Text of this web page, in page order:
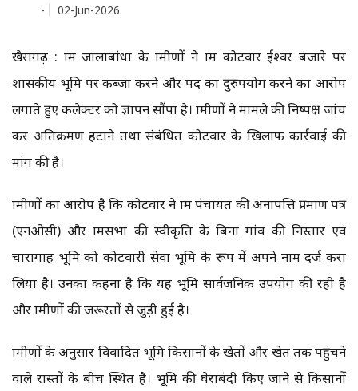
-
02-Jun-2026
खैरागढ़ : ग्राम जालाबांधा के ग्रामीणों ने ग्राम कोटवार ईश्वर बंजारे पर
शासकीय भूमि पर कब्जा करने और पद का दुरुपयोग करने का आरोप
लगाते हुए कलेक्टर को ज्ञापन सौंपा है। ग्रामीणों ने मामले की निष्पक्ष जांच
कर अतिक्रमण हटाने तथा संबंधित कोटवार के खिलाफ कार्रवाई की
मांग की है।
ग्रामीणों का आरोप है कि कोटवार ने ग्राम पंचायत की अनापत्ति प्रमाण पत्र
(एनओसी) और ग्रामसभा की स्वीकृति के बिना गांव की निस्तार एवं
चारागाह भूमि को कोटवारी सेवा भूमि के रूप में अपने नाम दर्ज करा
लिया है। उनका कहना है कि यह भूमि सार्वजनिक उपयोग की रही है
और ग्रामीणों की जरूरतों से जुड़ी हुई है।
ग्रामीणों के अनुसार विवादित भूमि किसानों के खेतों और खेत तक पहुंचने
वाले रास्तों के बीच स्थित है। भूमि की घेराबंदी किए जाने से किसानों